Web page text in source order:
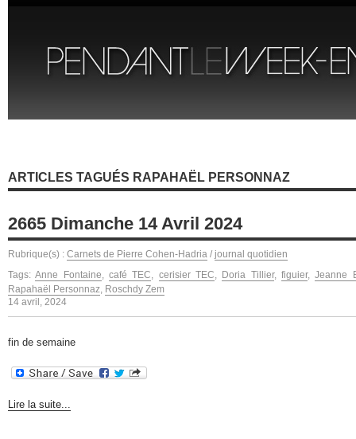
ARTICLES TAGUÉS RAPAHAËL PERSONNAZ
2665 Dimanche 14 Avril 2024
Rubrique(s) : Carnets de Pierre Cohen-Hadria / journal quotidien
Tags:Anne Fontaine,café TEC, cerisier TEC, Doria Tillier,figuier,Jeanne
Rapahaël Personnaz, Roschdy Zem
14 avril, 2024
fin de semaine
Lire la suite...